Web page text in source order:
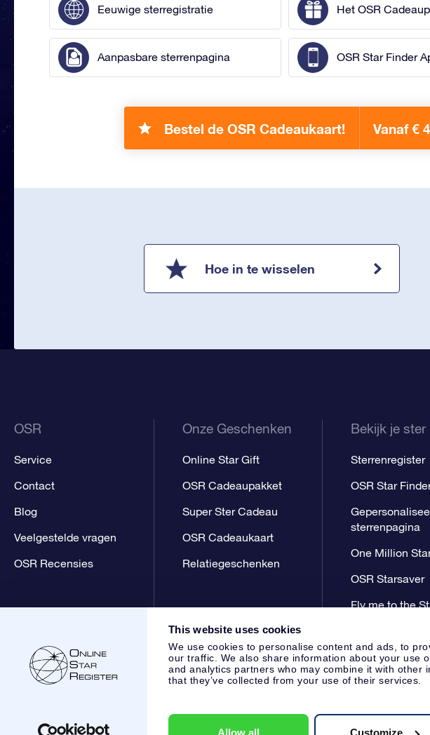
This website uses cookies
We use cookies to personalise content and ads, to
our traffic. We also share information about your use
and analytics partners who may combine it with other
that they’ve collected from your use of their services.
Allow all Customize
Eeuwige sterregistratie Het OSR
Aanpasbare sterrenpagina OSR Star Finder
Bestel de OSR Cadeaukaart! Vanaf €
Hoe in te wisselen
OSR
Service
Contact
Blog
Veelgestelde vragen
OSR Recensies
Onze Geschenken
Online Star Gift
OSR Cadeaupakket
Super Ster Cadeau
OSR Cadeaukaart
Relatiegeschenken
Bekijk je ster
Sterrenregister
OSR Star
sterrenpagina
One Million
OSR Starsaver
Fly me to the
Klantenservice:help@osr.org KVK: 60333553, VAT: NL 8538.62.722B01